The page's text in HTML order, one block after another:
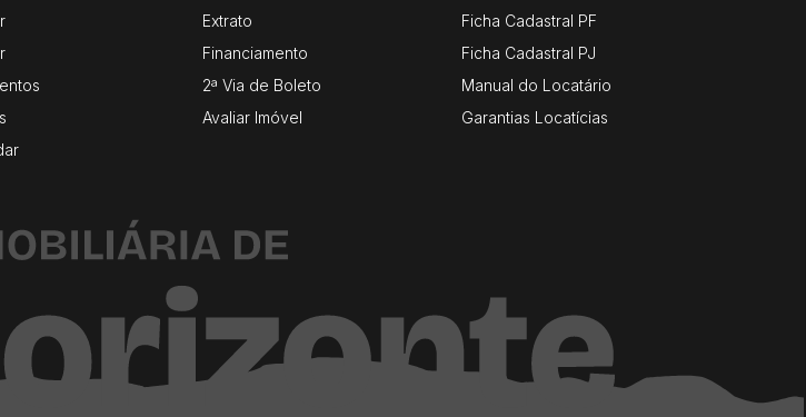
Extrato
Financiamento
2ª Via de Boleto
Avaliar Imóvel
Ficha Cadastral PF
Ficha Cadastral PJ
Manual do Locatário
Garantias Locatícias